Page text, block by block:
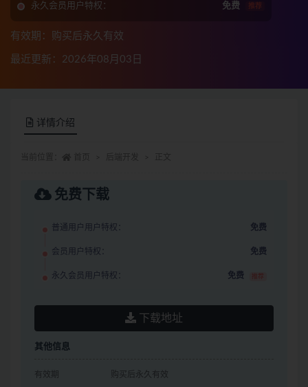
永久会员用户特权： 免费 推荐
有效期：购买后永久有效
最近更新：2026年08月03日
详情介绍
免费下载
普通用户用户特权： 免费
会员用户特权： 免费
永久会员用户特权： 免费 推荐
下载地址
其他信息
有效期 购买后永久有效